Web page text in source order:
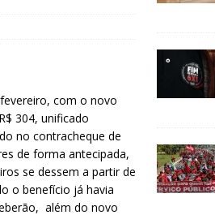
com o novo
304, unificado
no contracheque de
de forma antecipada,
se dessem a partir de
o benefício já havia
além do novo